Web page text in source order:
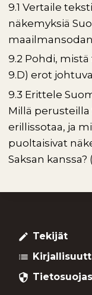
9.1 Vertaile
näkemyksiä
maailmansodan
9.2 Pohdi,
9.D) erot
9.3 Erittele
Millä perusteilla
erillissotaa, ja
puoltaisivat
Saksan kanssa?
create Tekijät
list
security